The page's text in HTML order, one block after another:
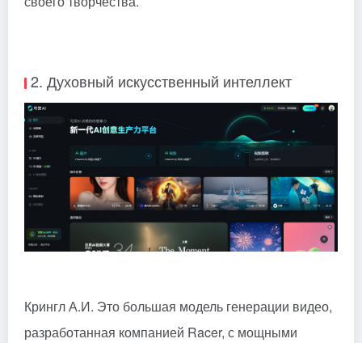
2. Духовный искусственный интеллект
Крингл А.И. Это большая модель генерации видео,
разработанная компанией Racer, с мощными